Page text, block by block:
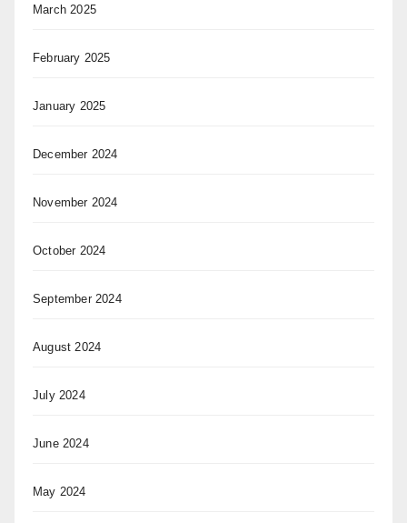
March 2025
February 2025
January 2025
December 2024
November 2024
October 2024
September 2024
August 2024
July 2024
June 2024
May 2024